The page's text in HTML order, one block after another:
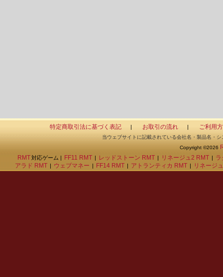
特定商取引法に基づく表記 | お取引の流れ | ご利用
当ウェブサイトに記載されている会社名・製品名・
Copyright ©2026
RMT対応ゲーム | FF11 RMT | レッドストーン RMT | リネージュ2 RMT | ラ
アラド RMT | ウェブマネー | FF14 RMT | アトランティカ RMT | リネージ